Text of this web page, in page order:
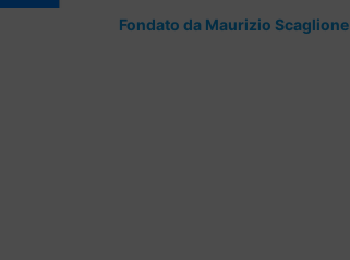
Fondato da Maurizio Scaglione